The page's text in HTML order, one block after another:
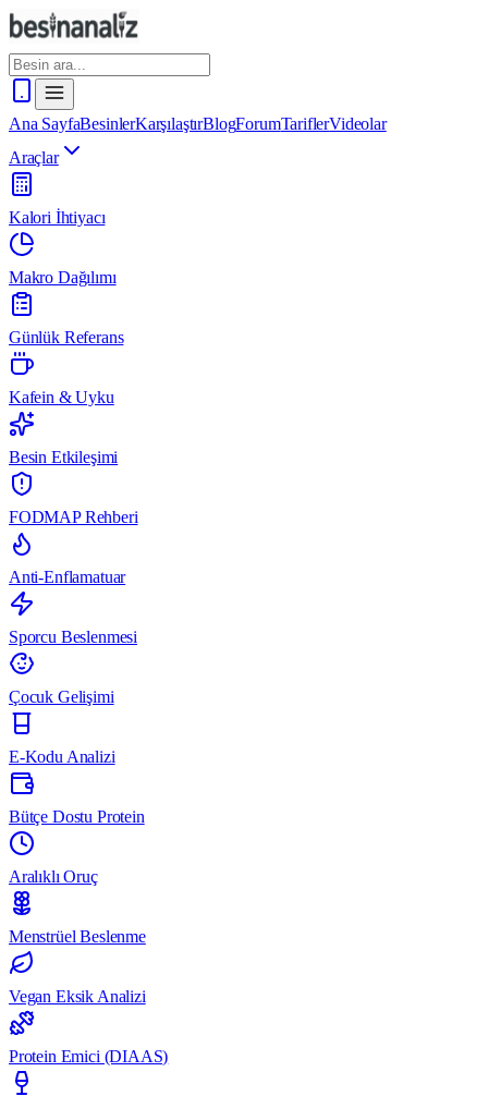
Ana SayfaBesinlerKarşılaştırBlogForumTariflerVideolar
Araçlar
Kalori İhtiyacı
Makro Dağılımı
Günlük Referans
Kafein & Uyku
Besin Etkileşimi
FODMAP Rehberi
Anti-Enflamatuar
Sporcu Beslenmesi
Çocuk Gelişimi
E-Kodu Analizi
Bütçe Dostu Protein
Aralıklı Oruç
Menstrüel Beslenme
Vegan Eksik Analizi
Protein Emici (DIAAS)